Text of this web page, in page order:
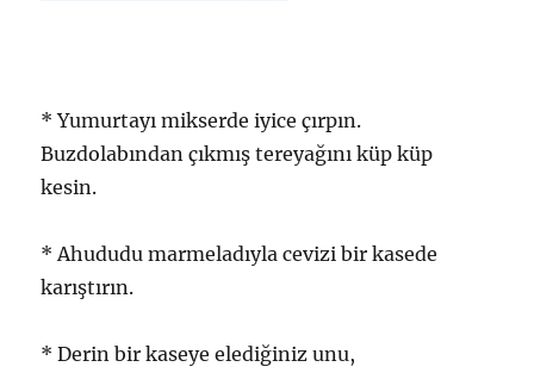
* Yumurtayı mikserde iyice çırpın.
Buzdolabından çıkmış tereyağını küp küp
kesin.
* Ahududu marmeladıyla cevizi bir kasede
karıştırın.
* Derin bir kaseye elediğiniz unu,